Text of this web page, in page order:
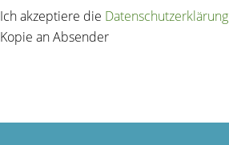
Ich akzeptiere die Datenschutz­erklärung
Kopie an Absender